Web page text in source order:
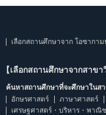
เลือกสถานศึกษาจาก โอซากา
【เลือกสถานศึกษาจากสาขา
ค้นหาสถานศึกษาที่จะศึกษาในส
อักษรศาสตร์
ภาษาศาสตร์
เศรษฐศาสตร์・บริหาร・พาณิ